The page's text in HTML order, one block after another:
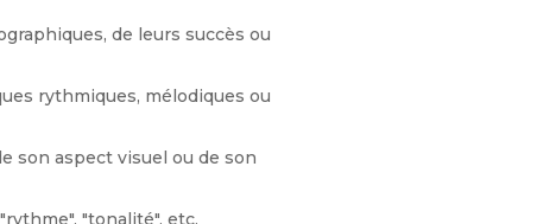
de leurs succès ou
rythmiques, mélodiques ou
son aspect visuel ou de son
"tonalité", etc.